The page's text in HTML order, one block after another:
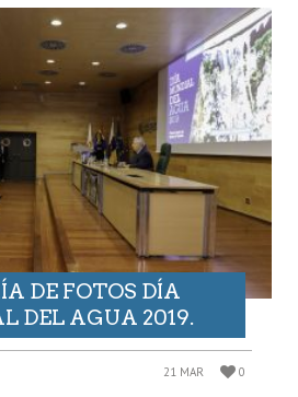
DE FOTOS DÍA
DEL AGUA 2019.
21 MAR 0